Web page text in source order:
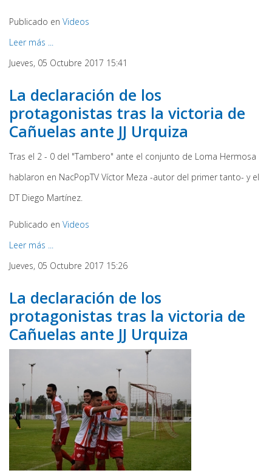
Publicado en Videos
Leer más ...
Jueves, 05 Octubre 2017 15:41
La declaración de los
protagonistas tras la victoria de
Cañuelas ante JJ Urquiza
Tras el 2 - 0 del "Tambero" ante el conjunto de Loma Hermosa
hablaron en NacPopTV Víctor Meza -autor del primer tanto- y el
DT Diego Martínez.
Publicado en Videos
Leer más ...
Jueves, 05 Octubre 2017 15:26
La declaración de los
protagonistas tras la victoria de
Cañuelas ante JJ Urquiza